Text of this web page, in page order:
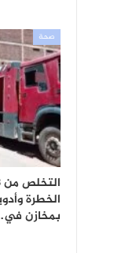
صحة
الخطرة
بمخازن